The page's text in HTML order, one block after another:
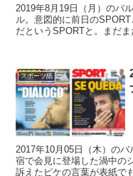
2019年8月19日（月）のバ
ル。意図的に前日の
だというSPORTと。まだま
スポーツ紙
2017年10月05日（木）の
宿で会見に登場した渦中の
訴えたピケの言葉が表紙で